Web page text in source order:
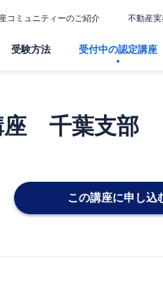
コミュニティーのご紹介 不動産
受験方法 受付中の認定講座
座 千葉支部
この講座に申し込